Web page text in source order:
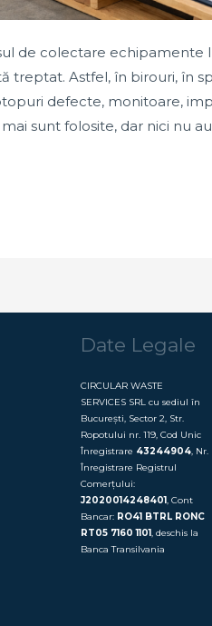
de colectare echipamente
treptat. Astfel, în birouri, în
defecte, monitoare,
sunt folosite, dar nici nu
Date Legale
CIRCULAR WASTE
SERVICES SRL cu sediul în
București, Sector 2, Str.
Ropotului nr. 119, Cod Unic
Înregistrare 43244904, Nr.
Înregistrare Registrul
Comerțului:
J2020014248401, Cont
Bancar: RO41 BTRL RONC
RT05 7160 1101, deschis la
Banca Transilvania